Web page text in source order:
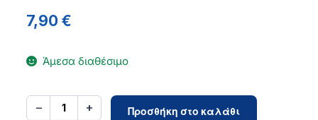
7,90€
Άμεσα διαθέσιμο
− 1 +
SMART
Προσθήκη στο καλάθι